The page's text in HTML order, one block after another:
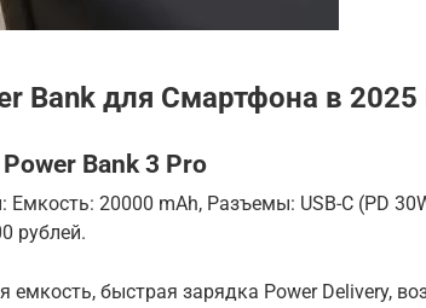
Bank для Смартфона в 2025
Bank 3 Pro
Емкость: 20000 mAh, Разъемы: USB-C (PD
рублей.
быстрая зарядка Power Delivery,